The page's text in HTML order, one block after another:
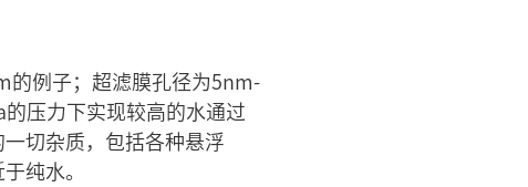
的例子；超滤膜孔径为5nm-
压力下实现较高的水通过
切杂质，包括各种悬浮
纯水。